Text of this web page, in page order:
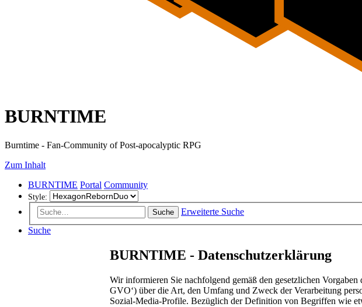
BURNTIME
Burntime - Fan-Community of Post-apocalyptic RPG
Zum Inhalt
BURNTIME Portal Community
Style:
Suche
Erweiterte Suche
Suche
BURNTIME - Datenschutzerklärung
Wir informieren Sie nachfolgend gemäß den gesetzlichen
GVO‘) über die Art, den Umfang und Zweck der Verarbeitung
Sozial-Media-Profile. Bezüglich der Definition von Begriffen wie